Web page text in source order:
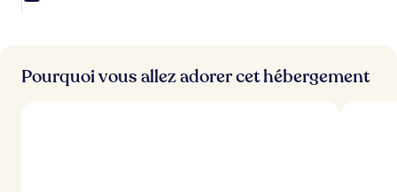
Pourquoi vous allez adorer cet hébergement